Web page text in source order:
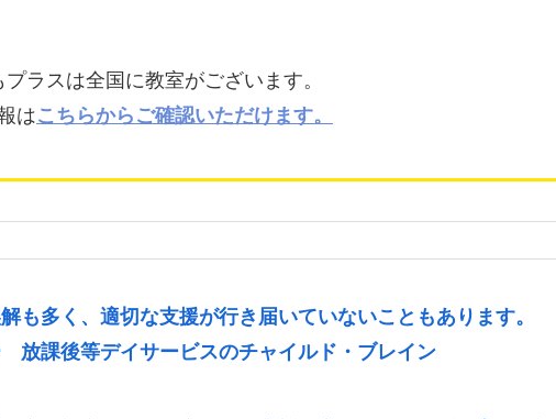
プラスは全国に教室がございます。
はこちらからご確認いただけます。
も多く、適切な支援が行き届いていないこともあります。
放課後等デイサービスのチャイルド・ブレイン